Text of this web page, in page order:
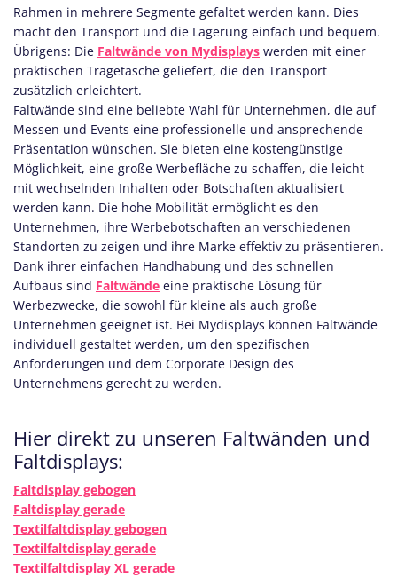
Rahmen in mehrere Segmente gefaltet werden kann. Dies
macht den Transport und die Lagerung einfach und bequem.
Übrigens: Die Faltwände von Mydisplays werden mit einer
praktischen Tragetasche geliefert, die den Transport
zusätzlich erleichtert.
Faltwände sind eine beliebte Wahl für Unternehmen, die auf
Messen und Events eine professionelle und ansprechende
Präsentation wünschen. Sie bieten eine kostengünstige
Möglichkeit, eine große Werbefläche zu schaffen, die leicht
mit wechselnden Inhalten oder Botschaften aktualisiert
werden kann. Die hohe Mobilität ermöglicht es den
Unternehmen, ihre Werbebotschaften an verschiedenen
Standorten zu zeigen und ihre Marke effektiv zu präsentieren.
Dank ihrer einfachen Handhabung und des schnellen
Aufbaus sind Faltwände eine praktische Lösung für
Werbezwecke, die sowohl für kleine als auch große
Unternehmen geeignet ist. Bei Mydisplays können Faltwände
individuell gestaltet werden, um den spezifischen
Anforderungen und dem Corporate Design des
Unternehmens gerecht zu werden.
Hier direkt zu unseren Faltwänden und
Faltdisplays:
Faltdisplay gebogen
Faltdisplay gerade
Textilfaltdisplay gebogen
Textilfaltdisplay gerade
Textilfaltdisplay XL gerade